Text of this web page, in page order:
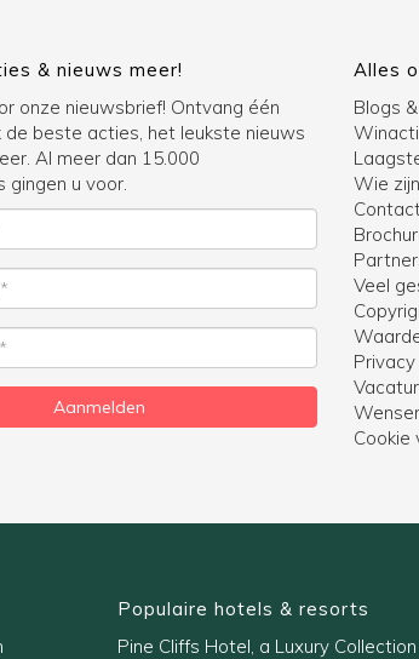
& nieuws meer!
onze nieuwsbrief! Ontvang één
de beste acties, het leukste nieuws
Al meer dan 15.000
gingen u voor.
Aanmelden
Alles
Blogs
Wie
Veel
Cookie
Populaire hotels & resorts
Pine Cliffs Hotel, a Luxury Collection